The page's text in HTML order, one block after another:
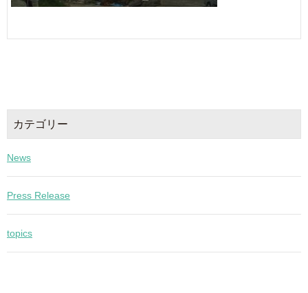
カテゴリー
News
Press Release
topics